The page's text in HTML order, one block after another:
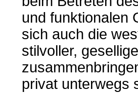
und funktionalen
sich auch die
stilvoller,
privat unterwegs